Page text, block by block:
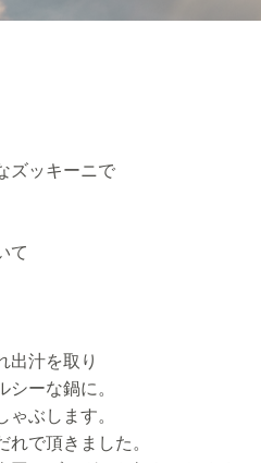
ズッキーニで
て
出汁を取り
ーな鍋に。
ぶします。
れで頂きました。